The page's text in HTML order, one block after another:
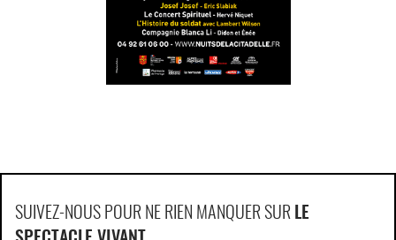
SUIVEZ-NOUS POUR NE RIEN MANQUER SUR LE